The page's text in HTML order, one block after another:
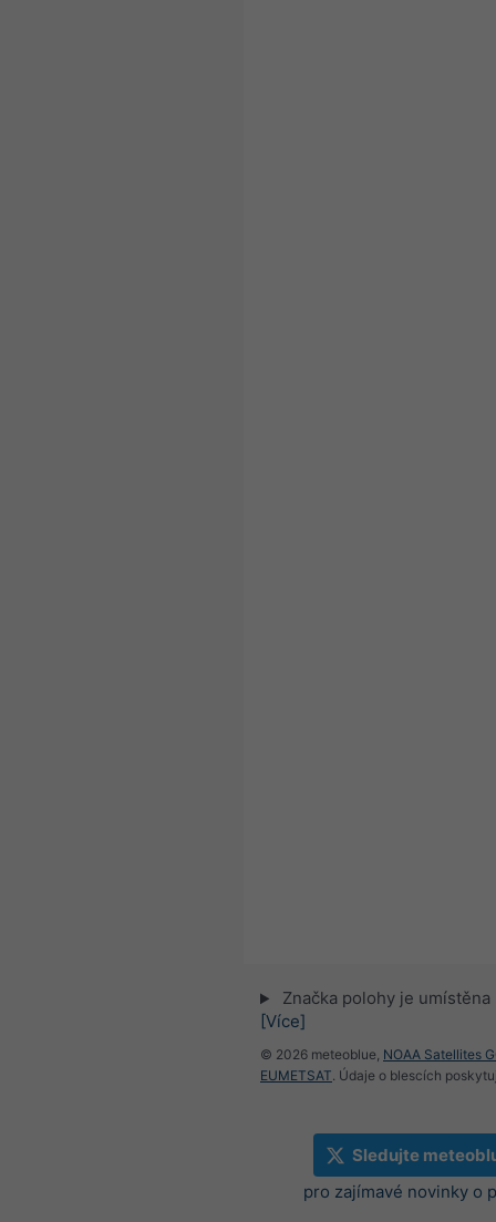
Značka polohy je
[Více]
© 2026 meteoblue, NOAA Satellites
EUMETSAT. Údaje o blescích
Sledujte
pro zajímavé novinky o